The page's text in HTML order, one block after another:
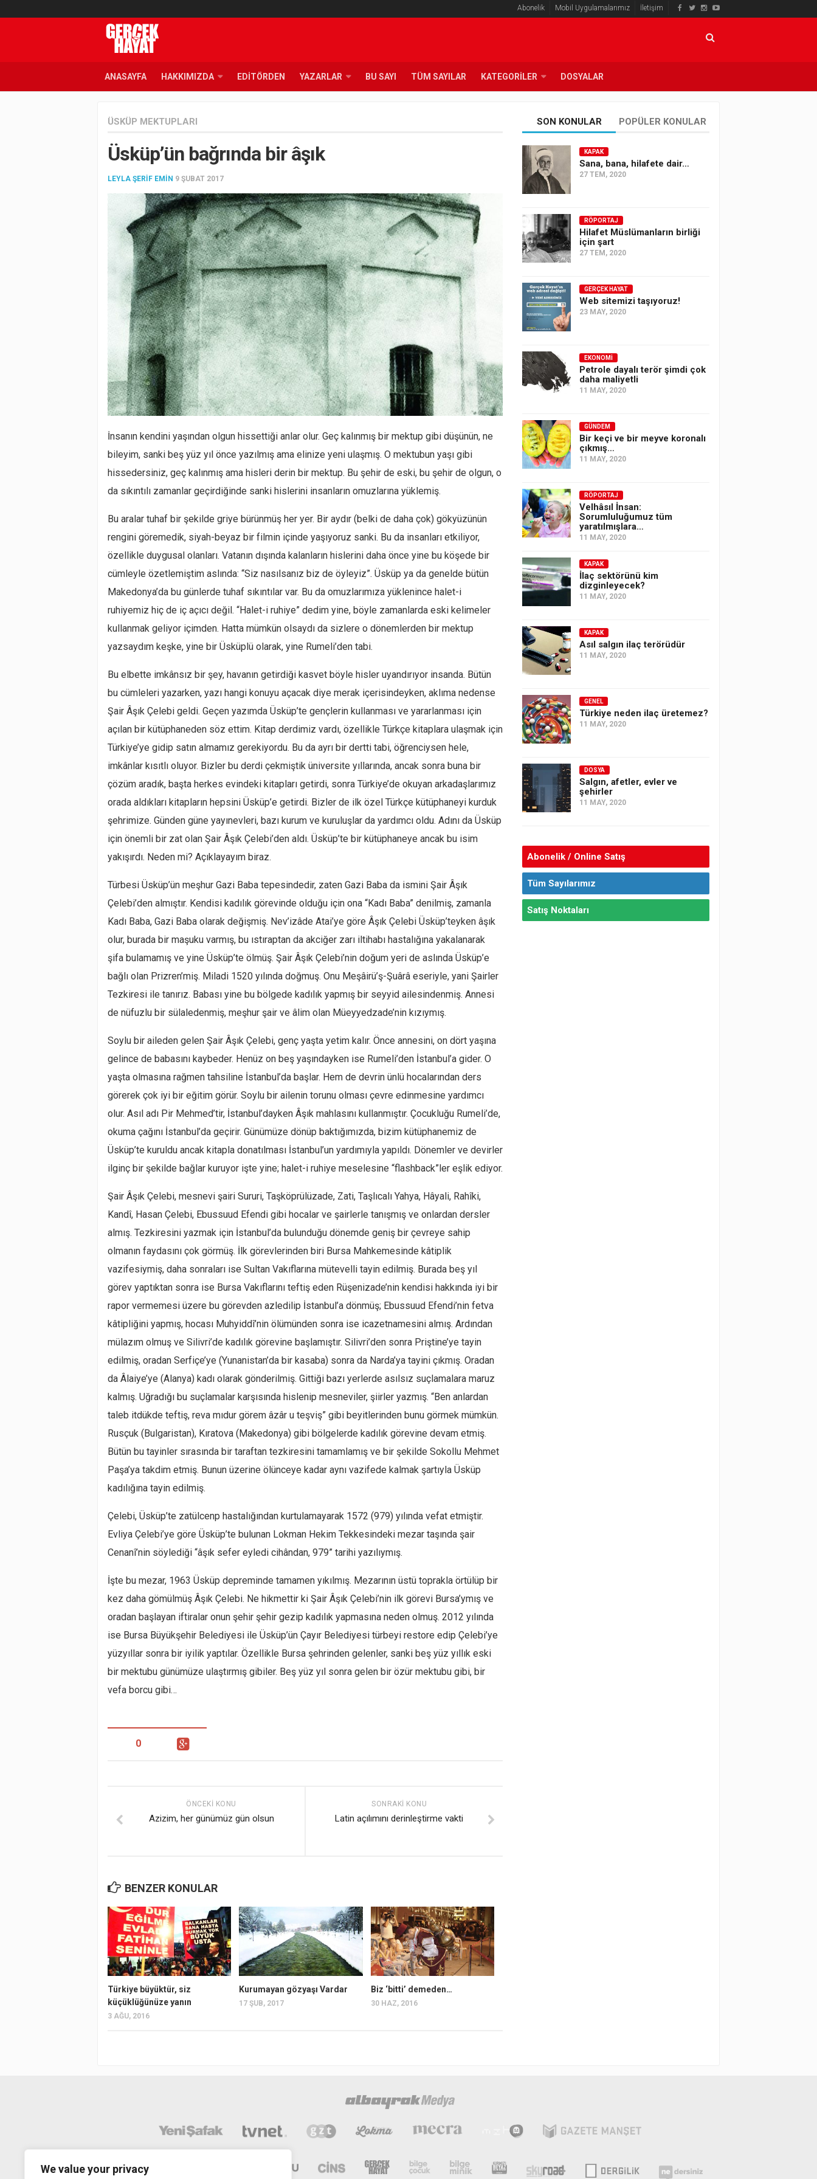
We value your privacy
Abonelik Mobil Uygulamalarımız İletişim
ANASAYFA HAKKIMIZDA EDITÖRDEN YAZARLAR BU SAYI TÜM SAYILAR KATEGORILER DOSYALAR
ÜSKÜP MEKTUPLARI
Üsküp’ün bağrında bir âşık
LEYLA ŞERIF EMIN 9 ŞUBAT 2017
İnsanın kendini yaşından olgun hissettiği anlar olur. Geç kalınmış bir mektup gibi düşünün, ne
bileyim, sanki beş yüz yıl önce yazılmış ama elinize yeni ulaşmış. O mektubun yaşı gibi
hissedersiniz, geç kalınmış ama hisleri derin bir mektup. Bu şehir de eski, bu şehir de olgun, o
da sıkıntılı zamanlar geçirdiğinde sanki hislerini insanların omuzlarına yüklemiş.
Bu aralar tuhaf bir şekilde griye bürünmüş her yer. Bir aydır (belki de daha çok) gökyüzünün
rengini göremedik, siyah-beyaz bir filmin içinde yaşıyoruz sanki. Bu da insanları etkiliyor,
özellikle duygusal olanları. Vatanın dışında kalanların hislerini daha önce yine bu köşede bir
cümleyle özetlemiştim aslında: “Siz nasılsanız biz de öyleyiz”. Üsküp ya da genelde bütün
Makedonya’da bu günlerde tuhaf sıkıntılar var. Bu da omuzlarımıza yüklenince halet-i
ruhiyemiz hiç de iç açıcı değil. “Halet-i ruhiye” dedim yine, böyle zamanlarda eski kelimeler
kullanmak geliyor içimden. Hatta mümkün olsaydı da sizlere o dönemlerden bir mektup
yazsaydım keşke, yine bir Üsküplü olarak, yine Rumeli’den tabi.
Bu elbette imkânsız bir şey, havanın getirdiği kasvet böyle hisler uyandırıyor insanda. Bütün
bu cümleleri yazarken, yazı hangi konuyu açacak diye merak içerisindeyken, aklıma nedense
Şair Âşık Çelebi geldi. Geçen yazımda Üsküp’te gençlerin kullanması ve yararlanması için
açılan bir kütüphaneden söz ettim. Kitap derdimiz vardı, özellikle Türkçe kitaplara ulaşmak için
Türkiye’ye gidip satın almamız gerekiyordu. Bu da ayrı bir dertti tabi, öğrenciysen hele,
imkânlar kısıtlı oluyor. Bizler bu derdi çekmiştik üniversite yıllarında, ancak sonra buna bir
çözüm aradık, başta herkes evindeki kitapları getirdi, sonra Türkiye’de okuyan arkadaşlarımız
orada aldıkları kitapların hepsini Üsküp’e getirdi. Bizler de ilk özel Türkçe kütüphaneyi kurduk
şehrimize. Günden güne yayınevleri, bazı kurum ve kuruluşlar da yardımcı oldu. Adını da Üsküp
için önemli bir zat olan Şair Âşık Çelebi’den aldı. Üsküp’te bir kütüphaneye ancak bu isim
yakışırdı. Neden mi? Açıklayayım biraz.
Türbesi Üsküp’ün meşhur Gazi Baba tepesindedir, zaten Gazi Baba da ismini Şair Âşık
Çelebi’den almıştır. Kendisi kadılık görevinde olduğu için ona “Kadı Baba” denilmiş, zamanla
Kadı Baba, Gazi Baba olarak değişmiş. Nev’izâde Atai’ye göre Âşık Çelebi Üsküp’teyken âşık
olur, burada bir maşuku varmış, bu ıstıraptan da akciğer zarı iltihabı hastalığına yakalanarak
şifa bulamamış ve yine Üsküp’te ölmüş. Şair Âşık Çelebi’nin doğum yeri de aslında Üsküp’e
bağlı olan Prizren’miş. Miladi 1520 yılında doğmuş. Onu Meşâirü’ş-Şuârâ eseriyle, yani Şairler
Tezkiresi ile tanırız. Babası yine bu bölgede kadılık yapmış bir seyyid ailesindenmiş. Annesi
de nüfuzlu bir sülaledenmiş, meşhur şair ve âlim olan Müeyyedzade’nin kızıymış.
Soylu bir aileden gelen Şair Âşık Çelebi, genç yaşta yetim kalır. Önce annesini, on dört yaşına
gelince de babasını kaybeder. Henüz on beş yaşındayken ise Rumeli’den İstanbul’a gider. O
yaşta olmasına rağmen tahsiline İstanbul’da başlar. Hem de devrin ünlü hocalarından ders
görerek çok iyi bir eğitim görür. Soylu bir ailenin torunu olması çevre edinmesine yardımcı
olur. Asıl adı Pir Mehmed’tir, İstanbul’dayken Âşık mahlasını kullanmıştır. Çocukluğu Rumeli’de,
okuma çağını İstanbul’da geçirir. Günümüze dönüp baktığımızda, bizim kütüphanemiz de
Üsküp’te kuruldu ancak kitapla donatılması İstanbul’un yardımıyla yapıldı. Dönemler ve devirler
ilginç bir şekilde bağlar kuruyor işte yine; halet-i ruhiye meselesine “flashback”ler eşlik ediyor.
Şair Âşık Çelebi, mesnevi şairi Sururi, Taşköprülüzade, Zati, Taşlıcalı Yahya, Hâyali, Rahîki,
Kandî, Hasan Çelebi, Ebussuud Efendi gibi hocalar ve şairlerle tanışmış ve onlardan dersler
almış. Tezkiresini yazmak için İstanbul’da bulunduğu dönemde geniş bir çevreye sahip
olmanın faydasını çok görmüş. İlk görevlerinden biri Bursa Mahkemesinde kâtiplik
vazifesiymiş, daha sonraları ise Sultan Vakıflarına mütevelli tayin edilmiş. Burada beş yıl
görev yaptıktan sonra ise Bursa Vakıflarını teftiş eden Rüşenizade’nin kendisi hakkında iyi bir
rapor vermemesi üzere bu görevden azledilip İstanbul’a dönmüş; Ebussuud Efendi’nin fetva
kâtipliğini yapmış, hocası Muhyiddî’nin ölümünden sonra ise icazetnamesini almış. Ardından
mülazım olmuş ve Silivri’de kadılık görevine başlamıştır. Silivri’den sonra Priştine’ye tayin
edilmiş, oradan Serfiçe’ye (Yunanistan’da bir kasaba) sonra da Narda’ya tayini çıkmış. Oradan
da Âlaiye’ye (Alanya) kadı olarak gönderilmiş. Gittiği bazı yerlerde asılsız suçlamalara maruz
kalmış. Uğradığı bu suçlamalar karşısında hislenip mesneviler, şiirler yazmış. “Ben anlardan
taleb itdükde teftiş, reva mıdur görem âzâr u teşviş” gibi beyitlerinden bunu görmek mümkün.
Rusçuk (Bulgaristan), Kıratova (Makedonya) gibi bölgelerde kadılık görevine devam etmiş.
Bütün bu tayinler sırasında bir taraftan tezkiresini tamamlamış ve bir şekilde Sokollu Mehmet
Paşa’ya takdim etmiş. Bunun üzerine ölünceye kadar aynı vazifede kalmak şartıyla Üsküp
kadılığına tayin edilmiş.
Çelebi, Üsküp’te zatülcenp hastalığından kurtulamayarak 1572 (979) yılında vefat etmiştir.
Evliya Çelebi’ye göre Üsküp’te bulunan Lokman Hekim Tekkesindeki mezar taşında şair
Cenanî’nin söylediği “âşık sefer eyledi cihândan, 979” tarihi yazılıymış.
İşte bu mezar, 1963 Üsküp depreminde tamamen yıkılmış. Mezarının üstü toprakla örtülüp bir
kez daha gömülmüş Âşık Çelebi. Ne hikmettir ki Şair Âşık Çelebi’nin ilk görevi Bursa’ymış ve
oradan başlayan iftiralar onun şehir şehir gezip kadılık yapmasına neden olmuş. 2012 yılında
ise Bursa Büyükşehir Belediyesi ile Üsküp’ün Çayır Belediyesi türbeyi restore edip Çelebi’ye
yüzyıllar sonra bir iyilik yaptılar. Özellikle Bursa şehrinden gelenler, sanki beş yüz yıllık eski
bir mektubu günümüze ulaştırmış gibiler. Beş yüz yıl sonra gelen bir özür mektubu gibi, bir
vefa borcu gibi…
0
SONRAKI KONU
Latin açılımını derinleştirme vakti
ÖNCEKI KONU
Azizim, her günümüz gün olsun
BENZER KONULAR
Türkiye büyüktür, siz
küçüklüğünüze yanın
3 AĞU, 2016
Kurumayan gözyaşı Vardar
17 ŞUB, 2017
Biz ‘bitti’ demeden…
30 HAZ, 2016
SON KONULAR POPÜLER KONULAR
KAPAK
Sana, bana, hilafete dair…
27 TEM, 2020
RÖPORTAJ
Hilafet Müslümanların birliği
için şart
27 TEM, 2020
GERÇEK HAYAT
Web sitemizi taşıyoruz!
23 MAY, 2020
EKONOMI
Petrole dayalı terör şimdi çok
daha maliyetli
11 MAY, 2020
GÜNDEM
Bir keçi ve bir meyve koronalı
çıkmış…
11 MAY, 2020
RÖPORTAJ
Velhâsıl İnsan:
Sorumluluğumuz tüm
yaratılmışlara…
11 MAY, 2020
KAPAK
İlaç sektörünü kim
dizginleyecek?
11 MAY, 2020
KAPAK
Asıl salgın ilaç terörüdür
11 MAY, 2020
GENEL
Türkiye neden ilaç üretemez?
11 MAY, 2020
DOSYA
Salgın, afetler, evler ve
şehirler
11 MAY, 2020
Abonelik / Online Satış
Tüm Sayılarımız
Satış Noktaları